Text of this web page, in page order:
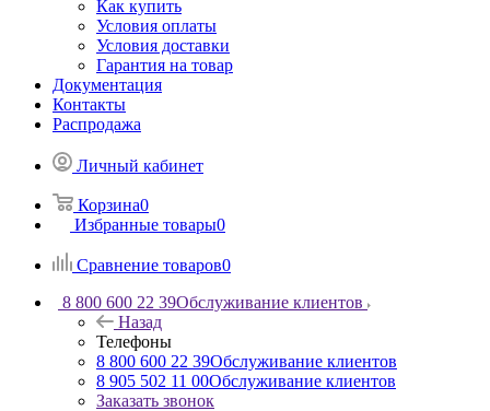
Как купить
Условия оплаты
Условия доставки
Гарантия на товар
Документация
Контакты
Распродажа
Личный кабинет
Корзина0
Избранные товары0
Сравнение товаров0
8 800 600 22 39Обслуживание клиентов
Назад
Телефоны
8 800 600 22 39Обслуживание клиентов
8 905 502 11 00Обслуживание клиентов
Заказать звонок